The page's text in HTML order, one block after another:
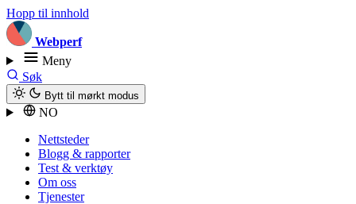
Hopp til innhold
Webperf
Meny
Søk
Bytt til mørkt modus
NO
Nettsteder
Blogg & rapporter
Test & verktøy
Om oss
Tjenester